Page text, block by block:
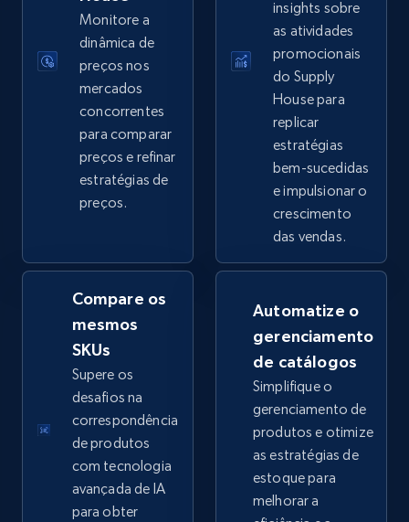
Seller reviews, Breadcrumbs, Root category, and
more.
2.5K+
eBay - Collect products from shops on eBay
URL, Product id, Title, Seller name, Seller rating,
Seller reviews, Breadcrumbs, Root category, and
2.5K+ 359+
eBay - Collect records by category
URL, Product id, Title, Seller name, Seller rating,
Seller reviews, Breadcrumbs, Root category, and
Comece agora
Monitore a
dinâmica de
preços nos
mercados
concorrentes
para comparar
preços e refinar
estratégias de
preços.
insights sobre
as atividades
promocionais
do Supply
House para
replicar
estratégias
bem-sucedidas
e impulsionar o
crescimento
das vendas.
Compare os
mesmos
SKUs
Supere os
desafios na
correspondência
de produtos
com tecnologia
avançada de IA
para obter
Automatize o
gerenciamento
de catálogos
Simplifique o
gerenciamento de
produtos e otimize
as estratégias de
estoque para
melhorar a